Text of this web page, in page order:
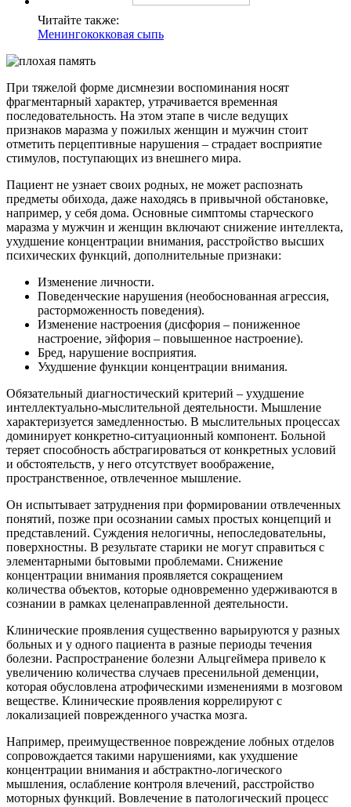
Читайте также:
Менингококковая сыпь
При тяжелой форме дисмнезии воспоминания носят
фрагментарный характер, утрачивается временная
последовательность. На этом этапе в числе ведущих
признаков маразма у пожилых женщин и мужчин стоит
отметить перцептивные нарушения – страдает восприятие
стимулов, поступающих из внешнего мира.
Пациент не узнает своих родных, не может распознать
предметы обихода, даже находясь в привычной обстановке,
например, у себя дома. Основные симптомы старческого
маразма у мужчин и женщин включают снижение интеллекта,
ухудшение концентрации внимания, расстройство высших
психических функций, дополнительные признаки:
Изменение личности.
Поведенческие нарушения (необоснованная агрессия,
расторможенность поведения).
Изменение настроения (дисфория – пониженное
настроение, эйфория – повышенное настроение).
Бред, нарушение восприятия.
Ухудшение функции концентрации внимания.
Обязательный диагностический критерий – ухудшение
интеллектуально-мыслительной деятельности. Мышление
характеризуется замедленностью. В мыслительных процессах
доминирует конкретно-ситуационный компонент. Больной
теряет способность абстрагироваться от конкретных условий
и обстоятельств, у него отсутствует воображение,
пространственное, отвлеченное мышление.
Он испытывает затруднения при формировании отвлеченных
понятий, позже при осознании самых простых концепций и
представлений. Суждения нелогичны, непоследовательны,
поверхностны. В результате старики не могут справиться с
элементарными бытовыми проблемами. Снижение
концентрации внимания проявляется сокращением
количества объектов, которые одновременно удерживаются в
сознании в рамках целенаправленной деятельности.
Клинические проявления существенно варьируются у разных
больных и у одного пациента в разные периоды течения
болезни. Распространение болезни Альцгеймера привело к
увеличению количества случаев пресенильной деменции,
которая обусловлена атрофическими изменениями в мозговом
веществе. Клинические проявления коррелируют с
локализацией поврежденного участка мозга.
Например, преимущественное повреждение лобных отделов
сопровождается такими нарушениями, как ухудшение
концентрации внимания и абстрактно-логического
мышления, ослабление контроля влечений, расстройство
моторных функций. Вовлечение в патологический процесс